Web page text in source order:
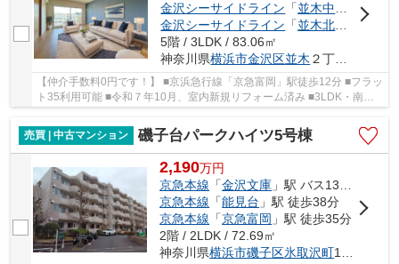
金沢シーサイドライン 「並木中央
」駅 徒
金沢シーサイドライン 「並木北」駅 徒歩
5階 / 3LDK / 83.06㎡
神奈川県横浜市金沢区並木 ２丁目6-1
【仲介手数料0円です！】 ■京浜急行線「京急富岡」駅徒歩12分 ■フラッ
ト35利用可能 ■令和７年10月、室内新規リフォーム済み ■3LDK・南向
売買 | 中古マンション
磯子台パークハイツ5号棟
2,190万円
京急本線 「金沢文庫 」駅 バス13分 「氷取沢」 停歩6分
京急本線 「能見台 」駅 徒歩38分
京急本線 「京急富岡 」駅 徒歩35分
2階 / 2LDK / 72.69㎡
神奈川県横浜市磯子区氷取沢町150-4